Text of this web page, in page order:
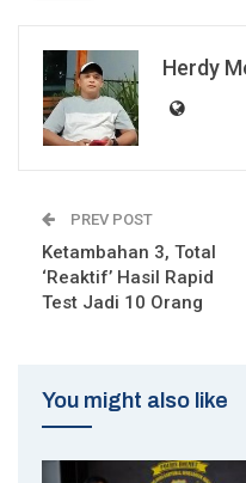
Herdy
PREV POST
Ketambahan 3, Total
‘Reaktif’ Hasil Rapid
Test Jadi 10 Orang
You might also like